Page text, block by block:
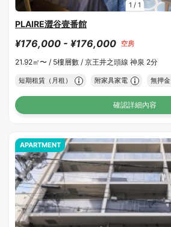
1 / 1
PLAIRE澀谷壹番館
¥176,000 - ¥176,000 空房
21.92㎡〜 / 5樓層數 / 京王井之頭線 神泉 2分
短期租賃（月租） 附家具家電 無押金
確認詳細內容
APARTMENT